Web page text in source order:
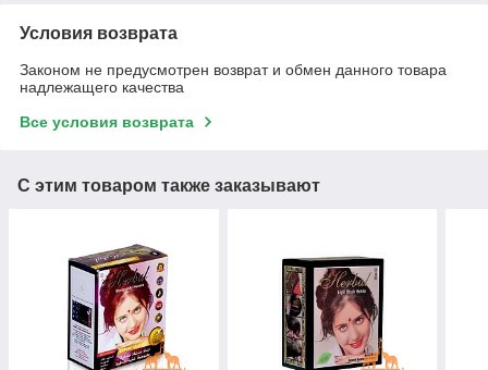
Условия возврата
Законом не предусмотрен возврат и обмен данного товара
надлежащего качества
Все условия возврата
С этим товаром также заказывают